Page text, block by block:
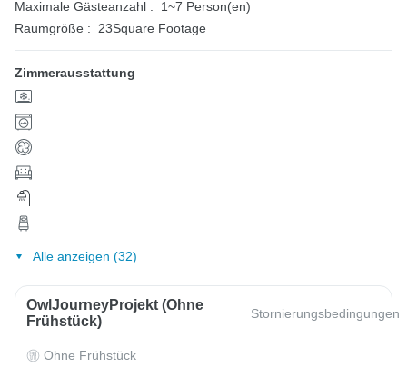
Maximale Gästeanzahl :
1~7 Person(en)
Raumgröße :
23Square Footage
Zimmerausstattung
Alle anzeigen (32)
OwlJourneyProjekt (ohne
Frühstück)
Stornierungsbedingungen
Ohne Frühstück